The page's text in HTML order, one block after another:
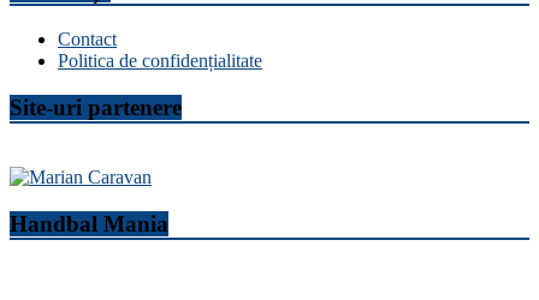
Contact
Politica de confidențialitate
Site-uri partenere
Handbal Mania